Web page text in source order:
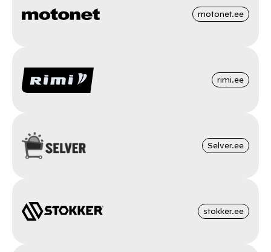
motonet.ee
rimi.ee
Selver.ee
stokker.ee